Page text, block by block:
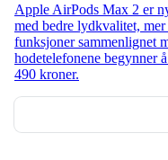
Apple AirPods Max 2 er
med bedre lydkvalitet,
funksjoner sammenlignet
hodetelefonene begynner
490 kroner.